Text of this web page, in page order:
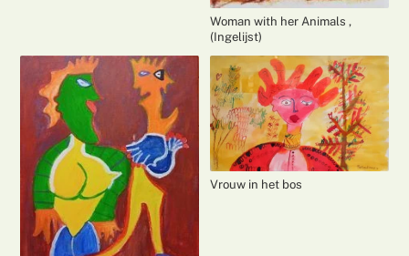
Woman with her Animals ,
(Ingelijst)
Vrouw in het bos